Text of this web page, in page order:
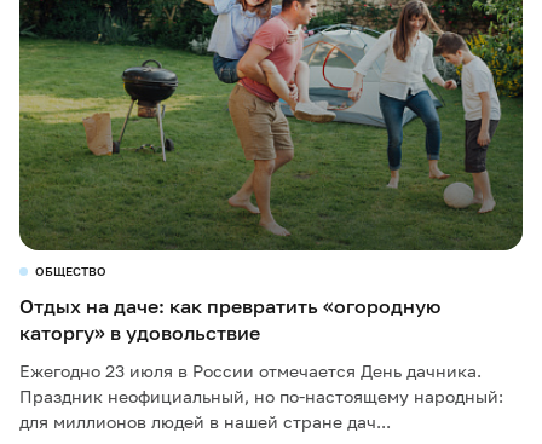
ОБЩЕСТВО
Отдых на даче: как превратить «огородную
каторгу» в удовольствие
Ежегодно 23 июля в России отмечается День дачника.
Праздник неофициальный, но по-настоящему народный:
для миллионов людей в нашей стране дач...